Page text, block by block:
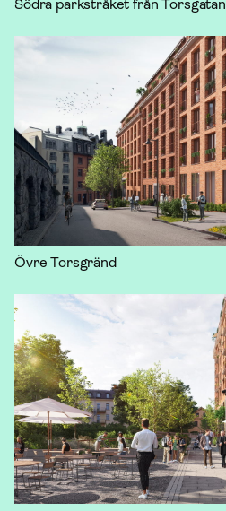
Södra parkstråket från Torsgatan
Övre Torsgränd